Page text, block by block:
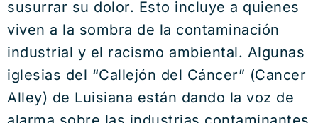
susurrar su dolor. Esto incluye a quienes
viven a la sombra de la contaminación
industrial y el racismo ambiental. Algunas
iglesias del “Callejón del Cáncer” (Cancer
Alley) de Luisiana están dando la voz de